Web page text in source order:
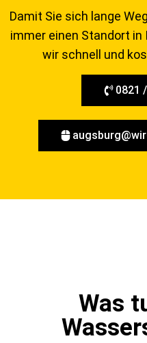
Damit Sie sich lange
immer einen Standort in
wir schnell und
0821
Was